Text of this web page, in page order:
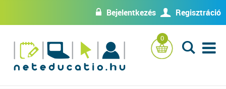
w Bejelentkezés U Regisztráció
0
L